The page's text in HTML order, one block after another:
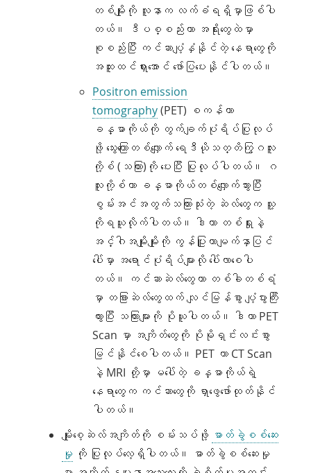
တစ်မျိုးကို လူနာက လက်ခံရရှိမှာဖြစ်ပါ
တယ်။ ဒီပစ္စည်းဟာ အရိုးတွေထဲမှာ
စုစည်းပြီး ကင်ဆာပျံ့နှံနိုင်တဲ့ နေရာတွေကို
အထူးထင်ရှားအောင် ဖော်ပြပေးနိုင်ပါတယ်။
Positron emission
tomography(PET) စကန်ဟာ
ခန္ဓာကိုယ်ကို တွက်ချက်ပုံရိပ်ပြုလုပ်
ဖို့ သွေးကြောတစ်လျှောက် ရေဒီယိုသတ္တိကြွဂလူး
ကို့စ် (သကြား)ကို ပေးပြီး ပြုလုပ်ပါတယ်။ ဂ
လူးကို့စ်ဟာ ခန္ဓာကိုယ်တစ်လျှောက်သွားပြီး
စွမ်းအင်အတွက်သကြားသုံးတဲ့ ဆဲလ်တွေက သူ့
ကိုရယူလိုက်ပါတယ်။ ဒါဟာ တစ်ရှုးနဲ့
အင်္ဂါအမျိုးမျိုးကို ကွန်ပြူတာမျက်နှာပြင်
ပေါ်မှာ အရောင်ပုံရိပ်များလို ပေါ်လာစေပါ
တယ်။ ကင်ဆာဆဲလ်တွေဟာ တစ်ခါတစ်ရံ
မှာ တခြားဆဲလ်တွေထက် လျင်မြန်စွာ ပျံ့ပွားကြီး
ထွားပြီး သကြားများကို ပိုယူပါတယ်။ ဒါဟာ PET
Scan မှာ အကျိတ်တွေကို ပိုမိုရှင်းလင်းစွာ
မြင်နိုင်စေပါတယ်။ PET ဟာ CT Scan
နဲ့ MRI တို့မှာ မပေါ်တဲ့ ခန္ဓာကိုယ်ရဲ့
နေရာတွေက ကင်ဆာတွေကို ရှာဖွေဖော်ထုတ်နိုင်
ပါတယ်။
မျိုးစေ့ဆဲလ်အကျိတ်ကို စမ်းသပ်ဖို့ ဓာတ်ခွဲစစ်ဆေး
မှု ကို ပြုလုပ်လေ့ရှိပါတယ်။ ဓာတ်ခွဲစစ်ဆေးမှု